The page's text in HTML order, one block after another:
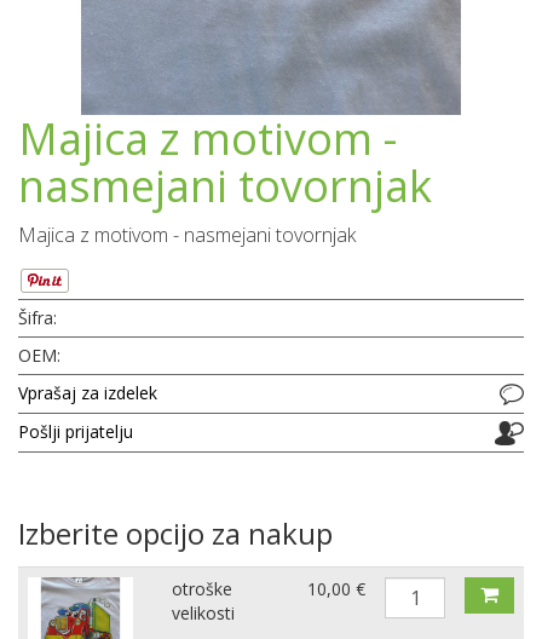
Majica z motivom -
nasmejani tovornjak
Majica z motivom - nasmejani tovornjak
Šifra:
OEM:
Vprašaj za izdelek
Pošlji prijatelju
Izberite opcijo za nakup
otroške
velikosti
10,00 €